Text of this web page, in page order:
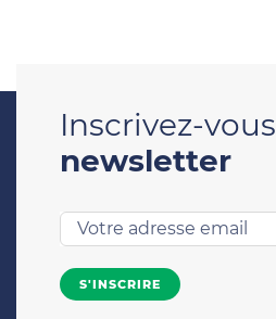
Inscrivez-vous
newsletter